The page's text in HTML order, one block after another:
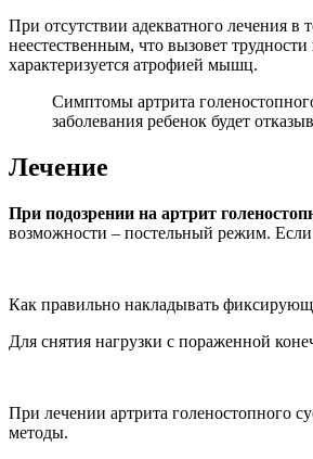
При отсутствии адекватного лечения в
неестественным, что вызовет
характеризуется атрофией мышц.
Симптомы артрита
заболевания ребенок будет
Лечение
При подозрении на артрит
возможности – постельный режим.
Как правильно накладывать
Для снятия нагрузки с пораженной
При лечении артрита голеностопного
методы.